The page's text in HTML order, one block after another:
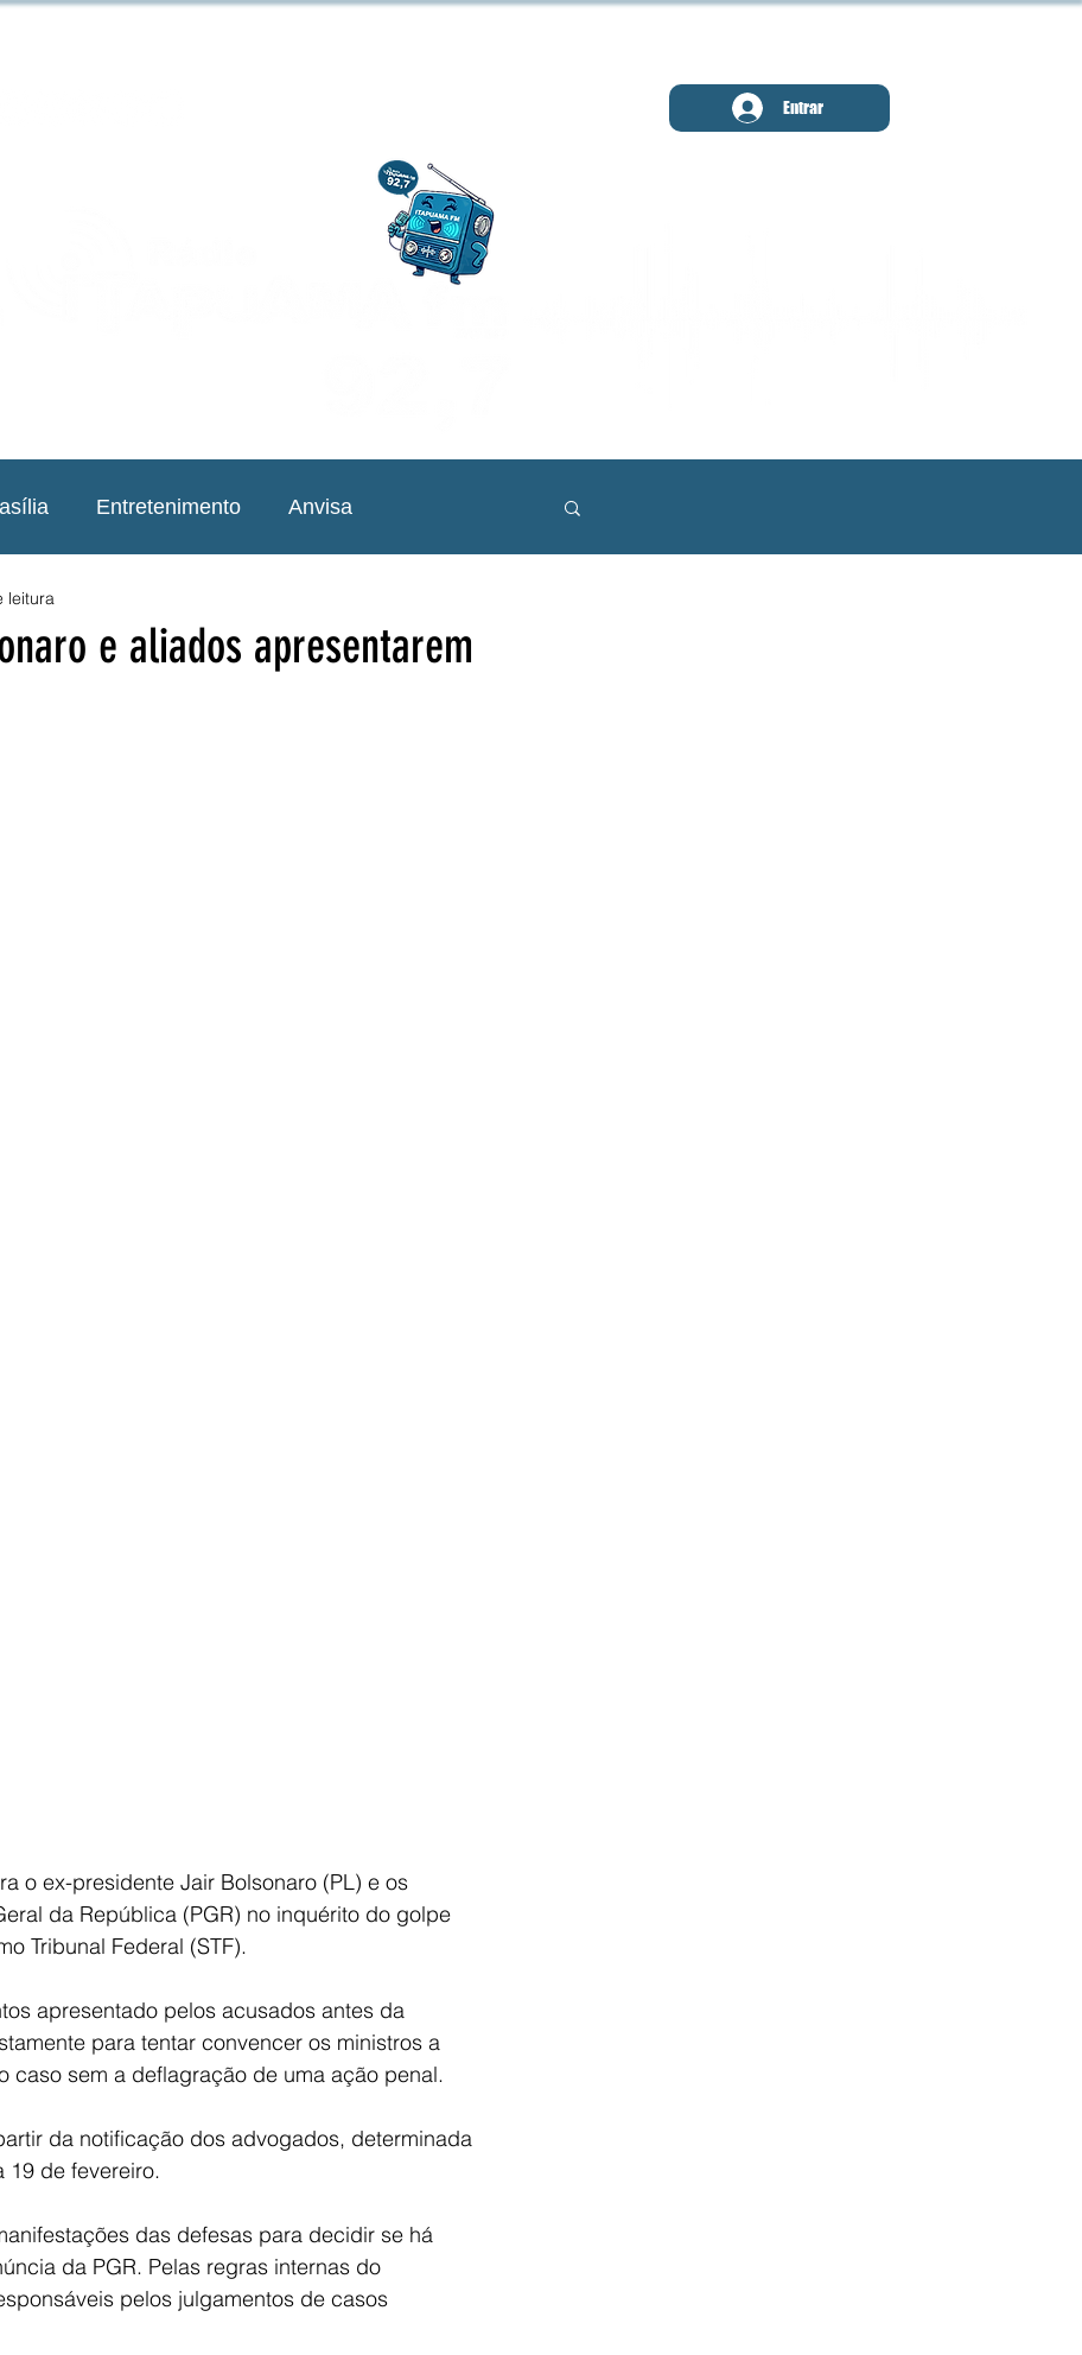
Entrar
Entretenimento Anvisa
Benefício
e aliados apresentarem
leitura
o ex-presidente Jair Bolsonaro (PL) e os
da República (PGR) no inquérito do golpe
Tribunal Federal (STF).
apresentado pelos acusados antes da
para tentar convencer os ministros a
caso sem a deflagração de uma ação penal.
da notificação dos advogados, determinada
19 de fevereiro.
das defesas para decidir se há
da PGR. Pelas regras internas do
pelos julgamentos de casos